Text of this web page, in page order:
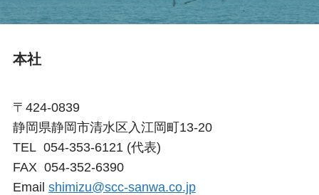
本社
〒424-0839
静岡県静岡市清水区入江岡町13-20
TEL 054-353-6121 (代表)
FAX 054-352-6390
Email shimizu@scc-sanwa.co.jp